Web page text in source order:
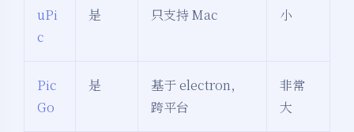
uPi
c
是 只支持 Mac 小
Pic
Go
是
基于 electron，
跨平台
非常
大